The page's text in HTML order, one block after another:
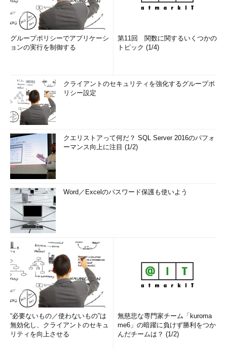
Windows Updateのトラブルシューティングツールを実行
する（その5）
（8）［次へ］ボタンをクリックすると、実際にトラブル
シューティング（解析と修復）が始まる。
Windows Updateのトラブルシューティングツールを実行
する（その6）
これはトラブルシューティング実行中の画面。完了まで10分
以上かかることもあるので、気長に待つ。
グループポリシーでアプリケーシ
ョンの実行を制御する
第11回 関数に関するいくつかの
トピック (1/4)
クライアントのセキュリティを強化するグループポ
リシー設定
クエリストアって何だ？ SQL Server 2016のパフォ
ーマンス向上に注目 (1/2)
Word／Excelのパスワード保護も使いよう
“必要ないもの／使わないもの”は
無効化し、クライアントのセキュ
リティを向上させる
無慈悲な専門家チーム「kuroma
me6」の暗躍に負けず勝利をつか
んだチームは？ (1/2)